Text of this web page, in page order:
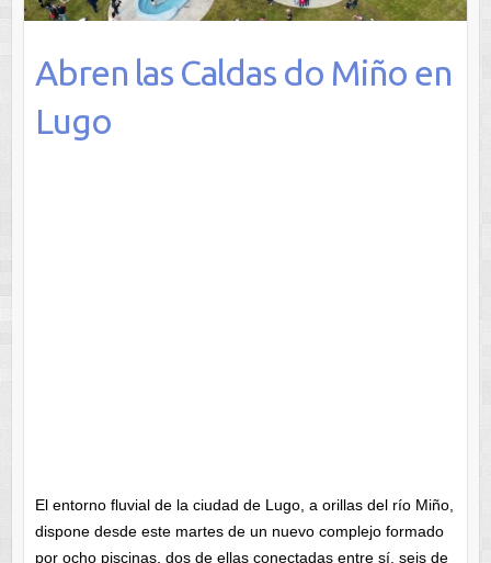
Abren las Caldas do Miño en
Lugo
El entorno fluvial de la ciudad de Lugo, a orillas del río Miño,
dispone desde este martes de un nuevo complejo formado
por ocho piscinas, dos de ellas conectadas entre sí, seis de